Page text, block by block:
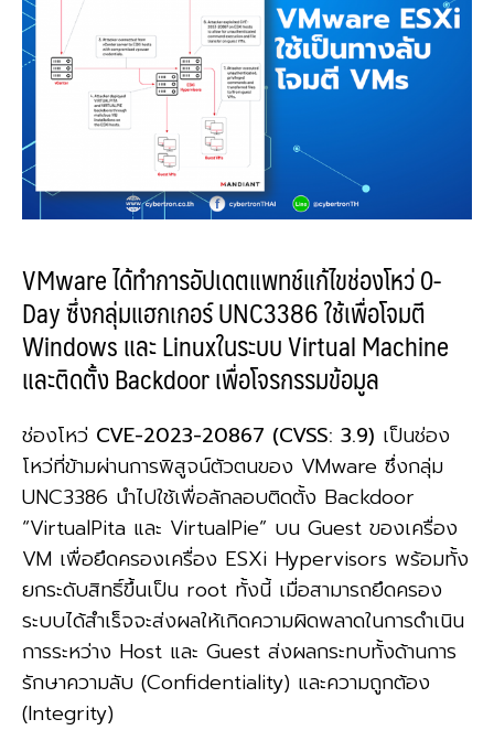
VMware ได้ทำการอัปเดตแพทช์แก้ไขช่องโหว่ 0-
Day ซึ่งกลุ่มแฮกเกอร์ UNC3386 ใช้เพื่อโจมตี
Windows และ Linuxในระบบ Virtual Machine
และติดตั้ง Backdoor เพื่อโจรกรรมข้อมูล
ช่องโหว่ CVE-2023-20867 (CVSS: 3.9) เป็นช่อง
โหว่ที่ข้ามผ่านการพิสูจน์ตัวตนของ VMware ซึ่งกลุ่ม
UNC3386 นำไปใช้เพื่อลักลอบติดตั้ง Backdoor
“VirtualPita และ VirtualPie” บน Guest ของเครื่อง
VM เพื่อยึดครองเครื่อง ESXi Hypervisors พร้อมทั้ง
ยกระดับสิทธิ์ขึ้นเป็น root ทั้งนี้ เมื่อสามารถยึดครอง
ระบบได้สำเร็จจะส่งผลให้เกิดความผิดพลาดในการดำเนิน
การระหว่าง Host และ Guest ส่งผลกระทบทั้งด้านการ
รักษาความลับ (Confidentiality) และความถูกต้อง
(Integrity)